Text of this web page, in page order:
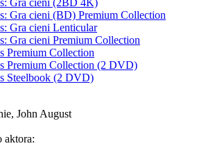
Gra cieni (2BD 4K)
Gra cieni (BD) Premium Collection
Gra cieni Lenticular
Gra cieni Premium Collection
Premium Collection
Premium Collection (2 DVD)
Steelbook (2 DVD)
, John August
aktora: